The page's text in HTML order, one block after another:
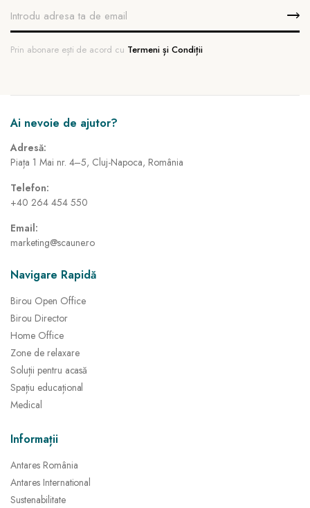
Prin abonare ești de acord cu Termeni și Condiții
Ai nevoie de ajutor?
Adresă:
Piața 1 Mai nr. 4–5, Cluj-Napoca, România
Telefon:
+40 264 454 550
Email:
marketing@scaune.ro
Navigare Rapidă
Birou Open Office
Birou Director
Home Office
Zone de relaxare
Soluții pentru acasă
Spațiu educațional
Medical
Informații
Antares România
Antares International
Sustenabilitate